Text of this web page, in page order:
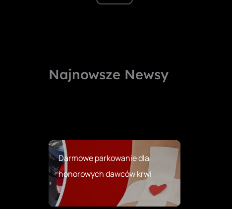
Najnowsze Newsy
Darmowe parkowanie dla
honorowych dawców krwi